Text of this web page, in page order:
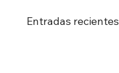
Entradas recientes